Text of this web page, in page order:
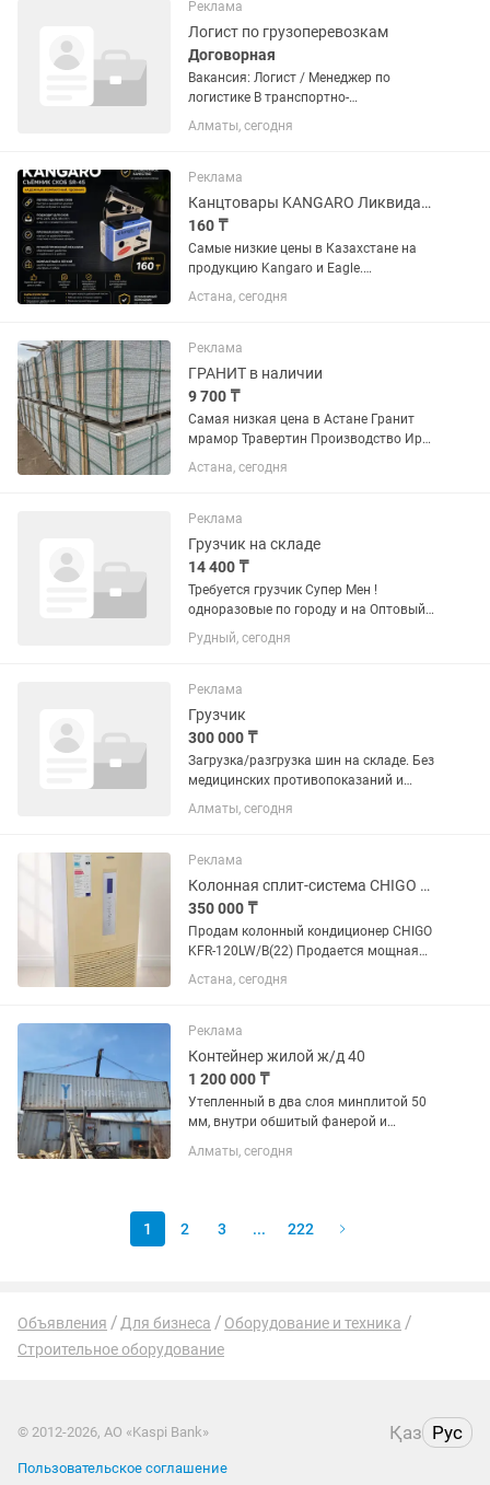
подарочные наборы. Работаем через...
Реклама
Логист по грузоперевозкам
Договорная
Вакансия: Логист / Менеджер по
логистике В транспортно-
логистическую компанию требуется
водителями и заказчиками; •
Контроль...
Алматы, сегодня
Реклама
Канцтовары KANGARO Ликвидация склада Степлеры
160 ₸
Самые низкие цены в Казахстане на
продукцию Kangaro и Eagle.
Ликвидация товара, товар в наличие в
большом количестве от 500 шт и
цены обсуждаем. Все фотографии...
Астана, сегодня
Реклама
ГРАНИТ в наличии
9 700 ₸
Самая низкая цена в Астане Гранит
мрамор Травертин Производство Иран
Промой доставка без посредников
Своя карьера свой завод Есть в
облицовочного камня в г.Астана в...
Астана, сегодня
Реклама
Грузчик на складе
14 400 ₸
Требуется грузчик Супер Мен !
одноразовые по городу и на Оптовый
Склад.Фрукты Магнат !!!Трудоголик,
вежливый,Энергичный 2/2 с !!!Писать :
Рудный, сегодня
Реклама
Грузчик
300 000 ₸
Загрузка/разгрузка шин на складе. Без
медицинских противопоказаний и
вредных привычек, требуется грузчик
Алматы, сегодня
Реклама
Колонная сплит-система CHIGO KFR-120LW/B(22) 12 кВт, 380В до 120 кв.м.
350 000 ₸
Продам колонный кондиционер CHIGO
KFR-120LW/B(22) Продается мощная
колонная сплит-система CHIGO
промышленного класса.
см. × ширина 60 см. × глубина 35 см; -...
Астана, сегодня
Реклама
Контейнер жилой ж/д 40
1 200 000 ₸
Утепленный в два слоя минплитой 50
мм, внутри обшитый фанерой и
проверенный и готовый к
ламинат. В одном...
Алматы, сегодня
1 2 3 ... 222
Объявления Для бизнеса
Оборудование и техника
Строительное оборудование
© 2012-2026, АО «Kaspi Bank» Қаз Рус
Пользовательское соглашение